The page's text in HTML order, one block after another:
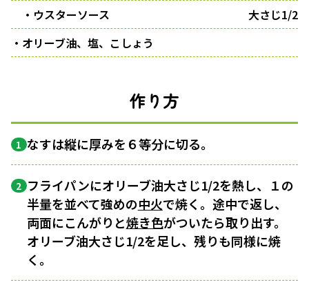
・ウスターソース
大さじ1/2
・オリーブ油、塩、こしょう
作り方
1 なすは縦に厚みを６等分に切る。
2 フライパンにオリーブ油大さじ1/2を熱し、１の
半量を並べて強めの中火で焼く。途中で返し、
両面にこんがりと焼き色がついたら取り出す。
オリーブ油大さじ1/2を足し、残りも同様に焼
く。